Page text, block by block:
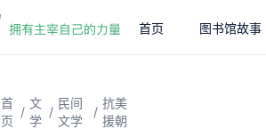
首页 图书馆故事
首
页
/
文
学
/
民间
文学
/
抗美
援朝